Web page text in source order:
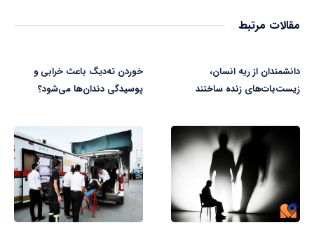
مقالات مرتبط
دانشمندان از ریه انسان،
زیست‌بات‌های زنده ساختند
خوردن ته‌دیگ باعث خرابی و
پوسیدگی دندان‌ها می‌شود؟